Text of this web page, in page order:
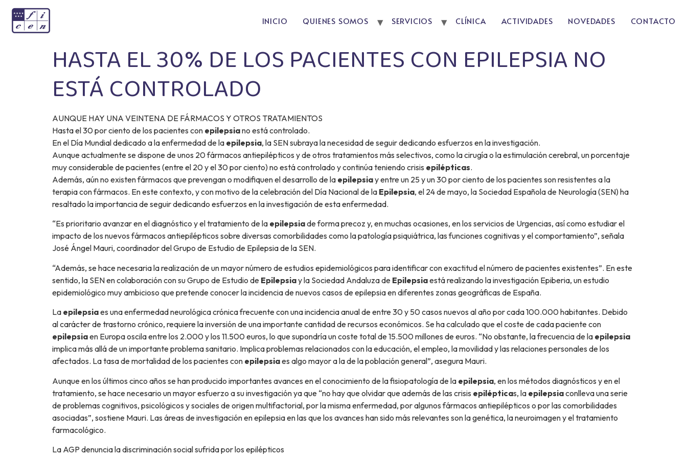
INICIO QUIENES SOMOS SERVICIOS CLÍNICA ACTIVIDADES NOVEDADES CONTACTO
HASTA EL 30% DE LOS PACIENTES CON EPILEPSIA NO
ESTÁ CONTROLADO
AUNQUE HAY UNA VEINTENA DE FÁRMACOS Y OTROS TRATAMIENTOS
Hasta el 30 por ciento de los pacientes con epilepsiano está controlado.
En el Día Mundial dedicado a la enfermedad de la epilepsia, la SEN subraya la necesidad de seguir dedicando esfuerzos en la investigación.
Aunque actualmente se dispone de unos 20 fármacos antiepilépticos y de otros tratamientos más selectivos, como la cirugía o la estimulación cerebral, un porcentaje
muy considerable de pacientes (entre el 20 y el 30 por ciento) no está controlado y continúa teniendo crisis epilépticas.
Además, aún no existen fármacos que prevengan o modifiquen el desarrollo de la epilepsiay entre un 25 y un 30 por ciento de los pacientes son resistentes a la
terapia con fármacos. En este contexto, y con motivo de la celebración del Día Nacional de la Epilepsia, el 24 de mayo, la Sociedad Española de Neurología (SEN) ha
resaltado la importancia de seguir dedicando esfuerzos en la investigación de esta enfermedad.
“Es prioritario avanzar en el diagnóstico y el tratamiento de la epilepsiade forma precoz y, en muchas ocasiones, en los servicios de Urgencias, así como estudiar el
impacto de los nuevos fármacos antiepilépticos sobre diversas comorbilidades como la patología psiquiátrica, las funciones cognitivas y el comportamiento”, señala
José Ángel Mauri, coordinador del Grupo de Estudio de Epilepsia de la SEN.
“Además, se hace necesaria la realización de un mayor número de estudios epidemiológicos para identificar con exactitud el número de pacientes existentes”. En este
sentido, la SEN en colaboración con su Grupo de Estudio de Epilepsiay la Sociedad Andaluza de Epilepsiaestá realizando la investigación Epiberia, un estudio
epidemiológico muy ambicioso que pretende conocer la incidencia de nuevos casos de epilepsia en diferentes zonas geográficas de España.
La epilepsiaes una enfermedad neurológica crónica frecuente con una incidencia anual de entre 30 y 50 casos nuevos al año por cada 100.000 habitantes. Debido
al carácter de trastorno crónico, requiere la inversión de una importante cantidad de recursos económicos. Se ha calculado que el coste de cada paciente con
epilepsiaen Europa oscila entre los 2.000 y los 11.500 euros, lo que supondría un coste total de 15.500 millones de euros. “No obstante, la frecuencia de la epilepsia
implica más allá de un importante problema sanitario. Implica problemas relacionados con la educación, el empleo, la movilidad y las relaciones personales de los
afectados. La tasa de mortalidad de los pacientes con epilepsiaes algo mayor a la de la población general”, asegura Mauri.
Aunque en los últimos cinco años se han producido importantes avances en el conocimiento de la fisiopatología de la epilepsia, en los métodos diagnósticos y en el
tratamiento, se hace necesario un mayor esfuerzo a su investigación ya que “no hay que olvidar que además de las crisis epilépticas, la epilepsiaconlleva una serie
de problemas cognitivos, psicológicos y sociales de origen multifactorial, por la misma enfermedad, por algunos fármacos antiepilépticos o por las comorbilidades
asociadas”, sostiene Mauri. Las áreas de investigación en epilepsia en las que los avances han sido más relevantes son la genética, la neuroimagen y el tratamiento
farmacológico.
La AGP denuncia la discriminación social sufrida por los epilépticos